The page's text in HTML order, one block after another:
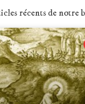
récents de notre